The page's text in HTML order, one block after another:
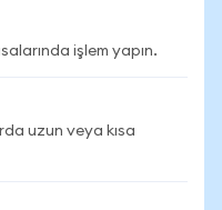
işlem yapın.
uzun veya kısa